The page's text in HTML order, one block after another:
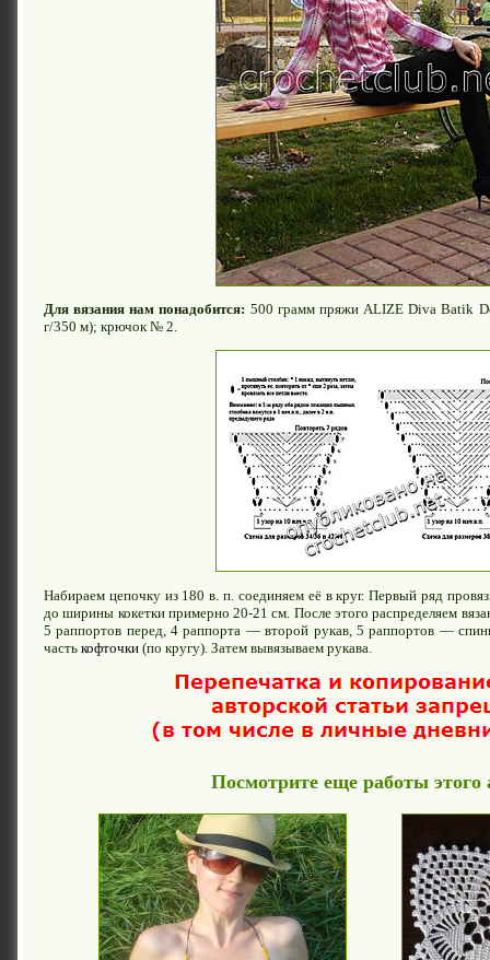
Для вязания нам понадобится: 500 грамм пряжи ALIZE Diva Batik
г/350 м); крючок № 2.
Набираем цепочку из 180 в. п. соединяем её в круг. Первый ряд
до ширины кокетки примерно 20-21 см. После этого распределяем
5 раппортов перед, 4 раппорта — второй рукав, 5 раппортов —
часть кофточки (по кругу). Затем вывязываем рукава.
Посмотрите еще работы этого